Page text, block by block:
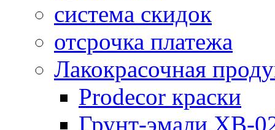
система скидок
отсрочка платежа
Лакокрасочная
Prodecor краски
Грунт-эмали ХВ-